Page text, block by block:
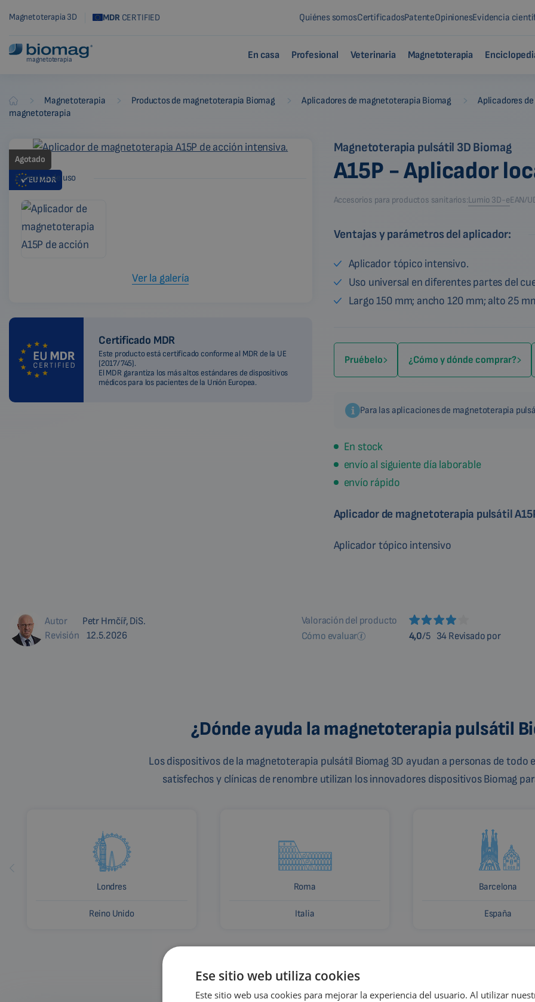
Magnetoterapia 3D MDRCERTIFIED Quiénes somosCertificadosPatenteOpinionesEvidencia
magnetoterapia En casa Profesional Veterinaria Magnetoterapia
Biomag Magnetoterapia Productos de magnetoterapia Biomag Aplicadores de magnetoterapia Biomag Aplicadores
magnetoterapia
Agotado
EU MDR
Ejemplos de uso
Ver la galería
Certificado MDR
Este producto está certificado conforme al MDR de la UE
(2017/745).
El MDR garantiza los más altos estándares de dispositivos
médicos para los pacientes de la Unión Europea.
Magnetoterapia pulsátil 3D Biomag
A15P - Aplicador
Accesorios para productos sanitarios:Lumio 3D-eEAN/
Ventajas y parámetros del aplicador:
Aplicador tópico intensivo.
Uso universal en diferentes partes del
Largo 150 mm; ancho 120 mm; alto 25
Pruébelo ¿Cómo y dónde comprar?
Para las aplicaciones de magnetoterapia
En stock
envío al siguiente día laborable
envío rápido
Aplicador de magnetoterapia pulsátil
Aplicador tópico intensivo
Autor
Petr Hrnčíř, DiS.
Revisión
12.5.2026
Valoración del producto
Cómo evaluar
4,0/5 34 Revisado por
¿Dónde ayuda la magnetoterapia pulsátil
Los dispositivos de la magnetoterapia pulsátil Biomag 3D ayudan a personas de todo
satisfechos y clínicas de renombre utilizan los innovadores dispositivos Biomag
Londres
Reino Unido
Roma
Italia
Barcelona
España
Ese sitio web utiliza cookies
Este sitio web usa cookies para mejorar la experiencia del usuario. Al utilizar